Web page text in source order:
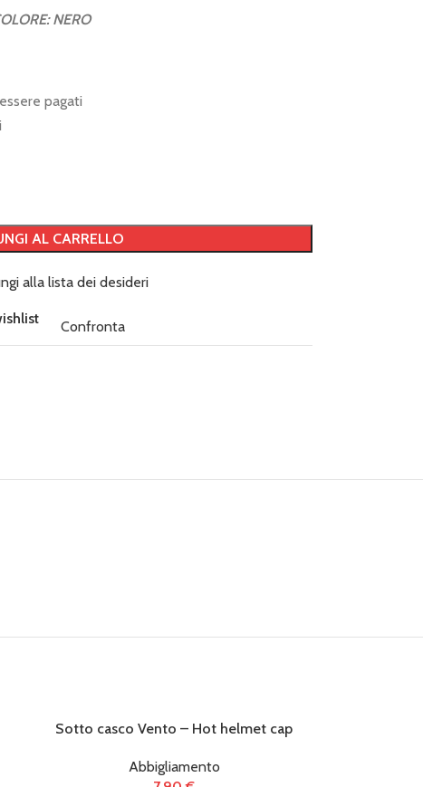
NERO
pagati
AL CARRELLO
alla lista dei desideri
Confronta
Sotto casco Vento – Hot helmet cap
Abbigliamento